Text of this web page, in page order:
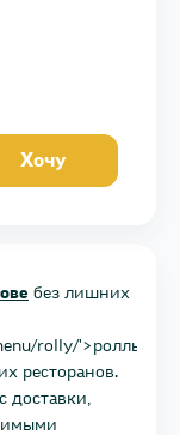
Хочу
без лишних
rolly/'>роллы
ресторанов.
доставки,